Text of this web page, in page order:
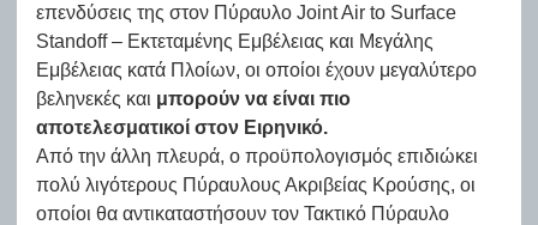
επενδύσεις της στον Πύραυλο Joint Air to Surface
Standoff – Εκτεταμένης Εμβέλειας και Μεγάλης
Εμβέλειας κατά Πλοίων, οι οποίοι έχουν μεγαλύτερο
βεληνεκές και μπορούν να είναι πιο
αποτελεσματικοί στον Ειρηνικό.
Από την άλλη πλευρά, ο προϋπολογισμός επιδιώκει
πολύ λιγότερους Πύραυλους Ακριβείας Κρούσης, οι
οποίοι θα αντικαταστήσουν τον Τακτικό Πύραυλο